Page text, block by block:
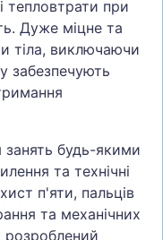
тепловтрати при
Дуже міцне та
тіла, виключаючи
забезпечують
занять будь-якими
та технічні
п'яти, пальців
та механічних